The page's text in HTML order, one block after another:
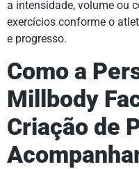
a intensidade, volume ou
exercícios conforme o
e progresso.
Como a
Millbody
Criação de